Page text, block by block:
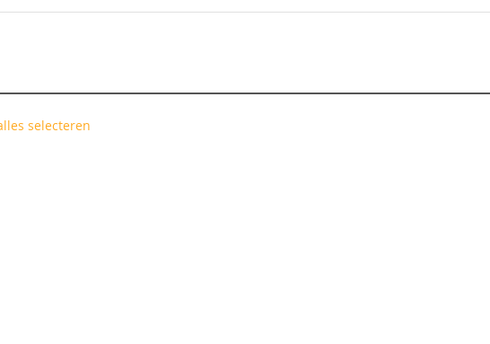
selecteren